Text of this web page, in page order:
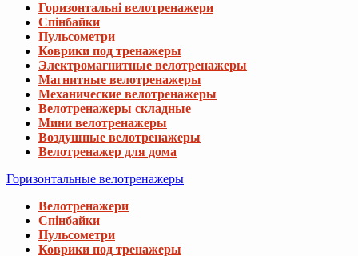
Горизонтальні велотренажери
Спінбайки
Пульсометри
Коврики под тренажеры
Электромагнитные велотренажеры
Магнитные велотренажеры
Механические велотренажеры
Велотренажеры складные
Мини велотренажеры
Воздушные велотренажеры
Велотренажер для дома
Горизонтальные велотренажеры
Велотренажери
Спінбайки
Пульсометри
Коврики под тренажеры